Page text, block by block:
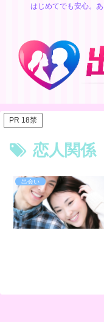
はじめてでも安心。
PR 18禁
恋人関係
出会い